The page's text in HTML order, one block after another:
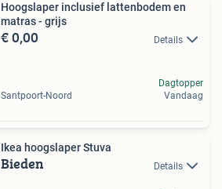
Hoogslaper inclusief lattenbodem en
matras - grijs
€ 0,00 Details
Santpoort-Noord
Dagtopper
Vandaag
Ikea hoogslaper Stuva
Bieden Details